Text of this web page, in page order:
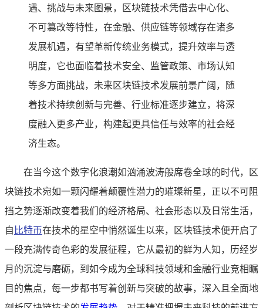
遇、挑战与未来图景，区块链技术凭借去中心化、
不可篡改等特性，在金融、供应链等领域存在诸多
发展机遇，有望革新传统业务模式，提升效率与透
明度，它也面临着技术安全、监管政策、市场认知
等多方面挑战，未来区块链技术发展前景广阔，随
着技术持续创新与完善、行业标准逐步建立，将深
度融入更多产业，构建起更具信任与效率的社会经
济生态。
在当今这个数字化浪潮如汹涌波涛般席卷全球的时代，区
块链技术宛如一颗闪耀着颠覆性潜力的璀璨新星，正以不可阻
挡之势逐渐改变着我们的经济格局、社会形态以及日常生活，
自 比特币在技术的星空中悄然诞生以来，区块链技术便开启了
一段充满传奇色彩的发展征程，它从最初的鲜为人知，历经岁
月的沉淀与磨砺，到如今成为全球科技领域和金融行业竞相瞩
目的焦点，每一步都书写着创新与突破的故事，深入且全面地